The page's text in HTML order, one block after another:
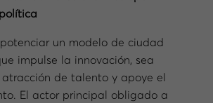
un modelo de ciudad
impulse la innovación, sea
de talento y apoye el
El actor principal obligado a